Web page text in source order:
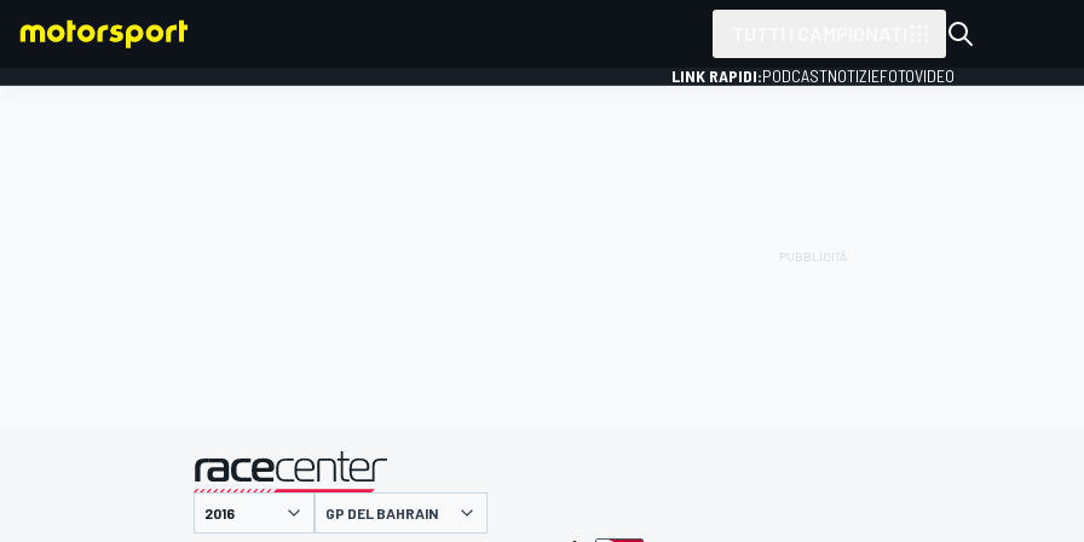
LINK RAPIDI:PODCASTNOTIZIEFOTOVIDEO
presentato da
GP DEL BAHRAIN